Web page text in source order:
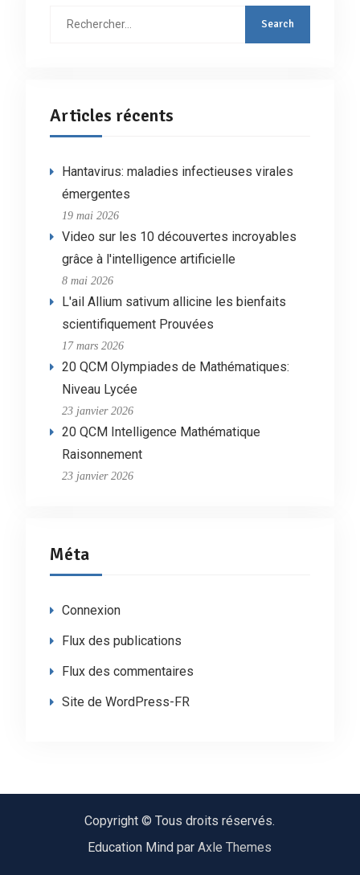
Articles récents
Hantavirus: maladies infectieuses virales
émergentes
19 mai 2026
Video sur les 10 découvertes incroyables
grâce à l'intelligence artificielle
8 mai 2026
L'ail Allium sativum allicine les bienfaits
scientifiquement Prouvées
17 mars 2026
20 QCM Olympiades de Mathématiques:
Niveau Lycée
23 janvier 2026
20 QCM Intelligence Mathématique
Raisonnement
23 janvier 2026
Méta
Connexion
Flux des publications
Flux des commentaires
Site de WordPress-FR
Copyright © Tous droits réservés.
Education Mind parAxle Themes